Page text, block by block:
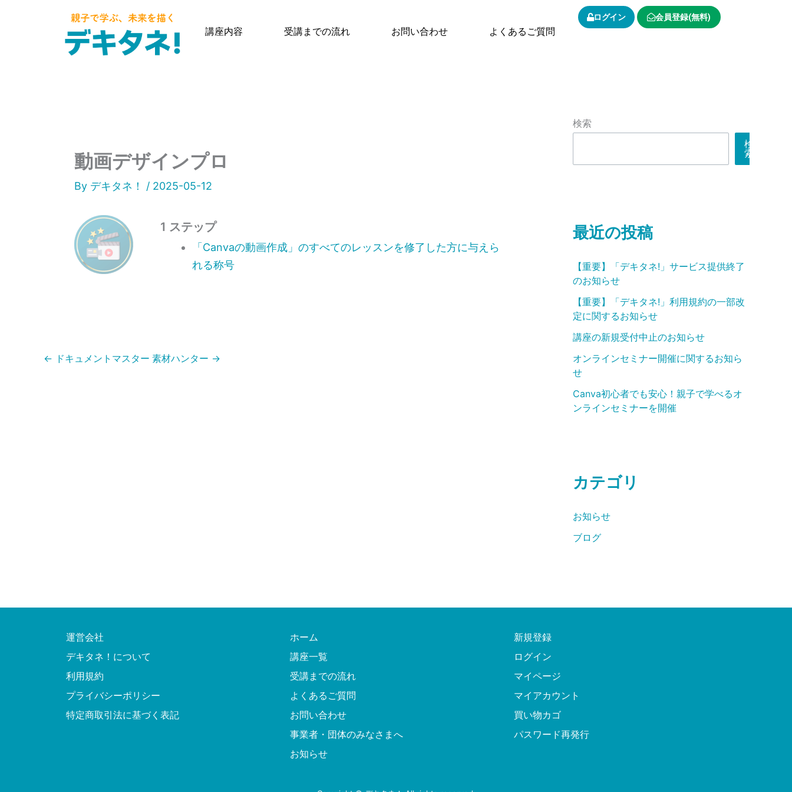
講座内容 受講までの流れ お問い合わせ よくあるご質問
ログイン 会員登録(無料)
動画デザインプロ
By デキタネ！ / 2025-05-12
1 ステップ
「Canvaの動画作成」のすべてのレッスンを修了した方に与えら
れる称号
← ドキュメントマスター 素材ハンター →
検索
検
索
最近の投稿
【重要】「デキタネ!」サービス提供終了
のお知らせ
【重要】「デキタネ!」利用規約の一部改
定に関するお知らせ
講座の新規受付中止のお知らせ
オンラインセミナー開催に関するお知ら
せ
Canva初心者でも安心！親子で学べるオ
ンラインセミナーを開催
カテゴリ
お知らせ
ブログ
運営会社
デキタネ！について
利用規約
プライバシーポリシー
特定商取引法に基づく表記
ホーム
講座一覧
受講までの流れ
よくあるご質問
お問い合わせ
事業者・団体のみなさまへ
お知らせ
新規登録
ログイン
マイページ
マイアカウント
買い物カゴ
パスワード再発行